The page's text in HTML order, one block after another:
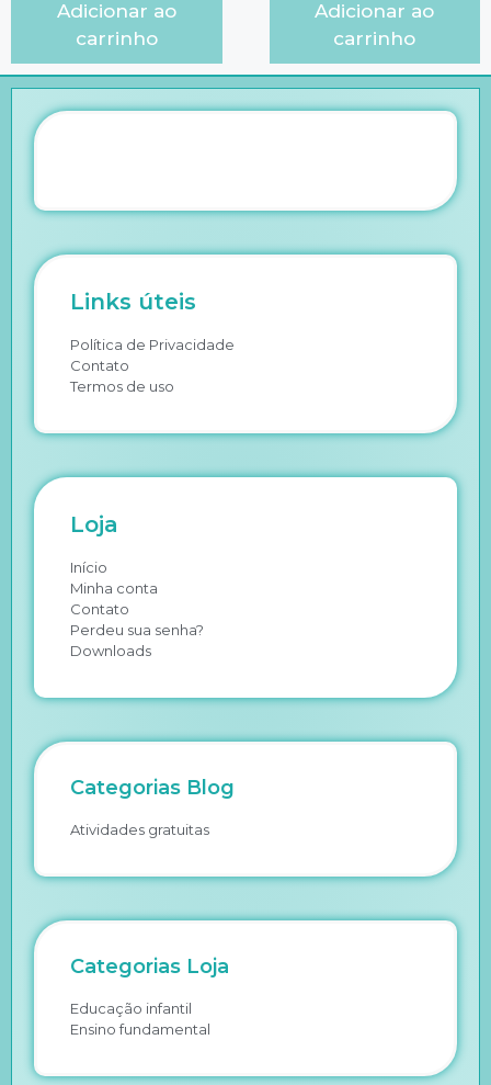
Adicionar ao
carrinho
Adicionar ao
carrinho
Links úteis
Política de Privacidade
Contato
Termos de uso
Loja
Início
Minha conta
Contato
Perdeu sua senha?
Downloads
Categorias Blog
Atividades gratuitas
Categorias Loja
Educação infantil
Ensino fundamental